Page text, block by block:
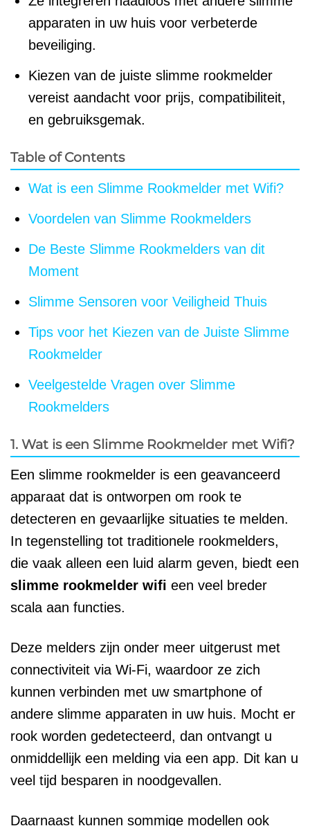
apparaten in uw huis voor verbeterde
beveiliging.
Kiezen van de juiste slimme rookmelder
vereist aandacht voor prijs, compatibiliteit,
en gebruiksgemak.
Table of Contents
Wat is een Slimme Rookmelder met Wifi?
Voordelen van Slimme Rookmelders
De Beste Slimme Rookmelders van dit
Moment
Slimme Sensoren voor Veiligheid Thuis
Tips voor het Kiezen van de Juiste Slimme
Rookmelder
Veelgestelde Vragen over Slimme
Rookmelders
1. Wat is een Slimme Rookmelder met Wifi?
Een slimme rookmelder is een geavanceerd
apparaat dat is ontworpen om rook te
detecteren en gevaarlijke situaties te melden.
In tegenstelling tot traditionele rookmelders,
die vaak alleen een luid alarm geven, biedt een
slimme rookmelder wifi een veel breder
scala aan functies.
Deze melders zijn onder meer uitgerust met
connectiviteit via Wi-Fi, waardoor ze zich
kunnen verbinden met uw smartphone of
andere slimme apparaten in uw huis. Mocht er
rook worden gedetecteerd, dan ontvangt u
onmiddellijk een melding via een app. Dit kan u
veel tijd besparen in noodgevallen.
Daarnaast kunnen sommige modellen ook